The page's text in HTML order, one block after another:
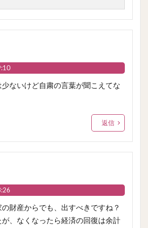
ないけど自粛の言葉が聞こえてな
返信
財産からでも、出すべきですね？
、なくなったら経済の回復は余計